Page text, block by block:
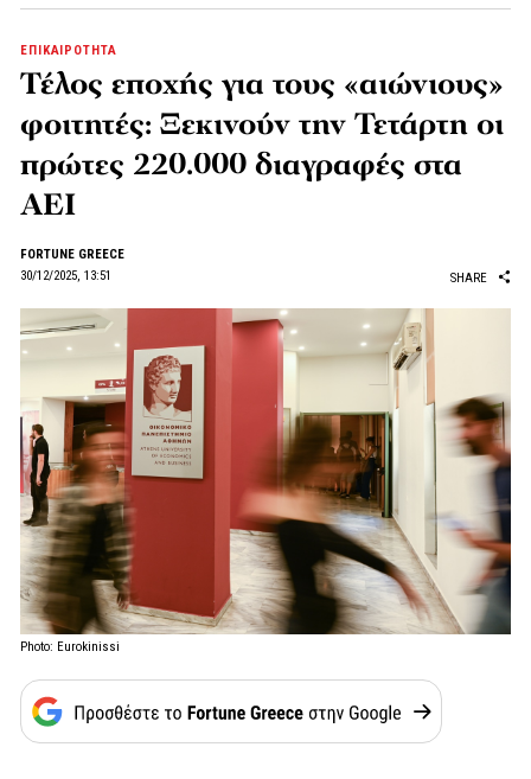
ΕΠΙΚΑΙΡΟΤΗΤΑ
Τέλος εποχής για τους «αιώνιους»
φοιτητές: Ξεκινούν την Τετάρτη οι
πρώτες 220.000 διαγραφές στα
ΑΕΙ
FORTUNE GREECE
30/12/2025, 13:51
SHARE
Photo: Eurokinissi